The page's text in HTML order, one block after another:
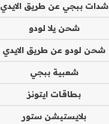
شدات ببجي عن طريق الايدي
شحن يلا لودو
شحن لودو عن طريق الايدي
شعبية ببجي
بطاقات ايتونز
بلايستيشن ستور